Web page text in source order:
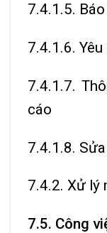
7.4.1.5.
7.4.1.6.
7.4.1.7.
cáo
7.4.1.8.
7.4.2. Xử lý
7.5. Công